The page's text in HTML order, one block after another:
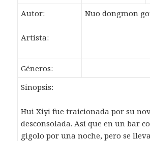
Autor:
Artista:
Nuo dongmon
Géneros:
Sinopsis:
Hui Xiyi fue traicionada por su
desconsolada. Así que en un bar
gigolo por una noche, pero se